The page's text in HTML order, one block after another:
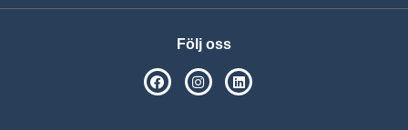
Följ oss
SPSM på Facebook
SPSM på Instagram